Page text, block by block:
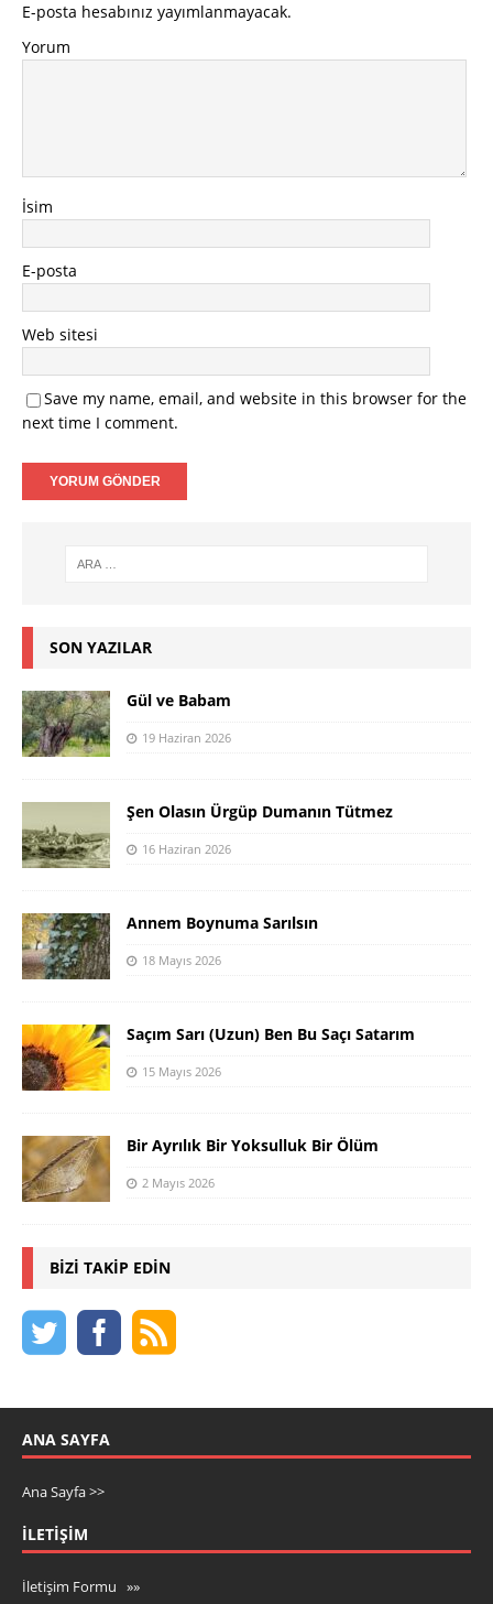
E-posta hesabınız yayımlanmayacak.
Yorum
İsim
E-posta
Web sitesi
Save my name, email, and website in this browser for the
next time I comment.
SON YAZILAR
Gül ve Babam
19 Haziran 2026
Şen Olasın Ürgüp Dumanın Tütmez
16 Haziran 2026
Annem Boynuma Sarılsın
18 Mayıs 2026
Saçım Sarı (Uzun) Ben Bu Saçı Satarım
15 Mayıs 2026
Bir Ayrılık Bir Yoksulluk Bir Ölüm
2 Mayıs 2026
BIZI TAKIP EDIN
ANA SAYFA
Ana Sayfa >>
İLETIŞIM
İletişim Formu »»